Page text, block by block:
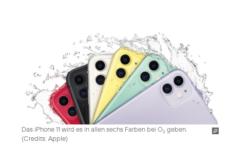
Das iPhone 11 wird es in allen sechs Farben bei O2 geben.
(Credits: Apple)